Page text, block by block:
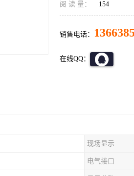
阅 读 量： 154
销售电话：
在线QQ：
现场显示
电气接口